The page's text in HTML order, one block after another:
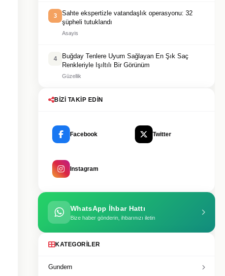
3
Sahte ekspertizle vatandaşlık operasyonu: 32
şüpheli tutuklandı
Asayis
4
Buğday Tenlere Uyum Sağlayan En Şık Saç
Renkleriyle Işıltılı Bir Görünüm
Güzellik
BIZI TAKIP EDIN
Facebook Twitter
Instagram
WhatsApp İhbar Hattı
Bize haber gönderin, ihbarınızı iletin
KATEGORILER
Gundem